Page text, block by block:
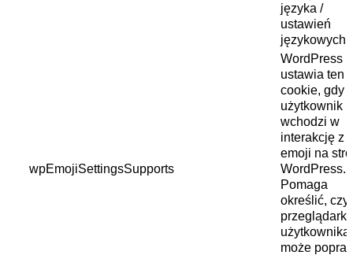
języka /
ustawień
językowych.
wpEmojiSettingsSupports
WordPress
ustawia ten
cookie, gdy
użytkownik
wchodzi w
interakcję z
emoji na
WordPress.
Pomaga
określić, czy
przeglądarka
użytkownika
może